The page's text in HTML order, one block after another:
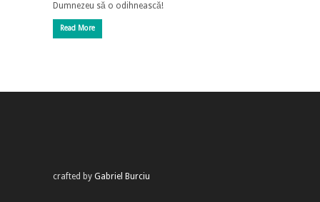
Dumnezeu să o odihnească!
Read More
crafted by Gabriel Burciu